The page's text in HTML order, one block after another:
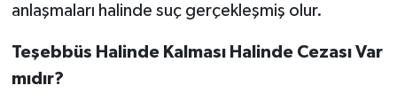
anlaşmaları halinde suç gerçekleşmiş olur.
Teşebbüs Halinde Kalması Halinde Cezası Var
mıdır?